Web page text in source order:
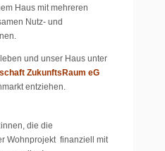
Haus mit mehreren
Nutz- und
und unser Haus unter
ZukunftsRaum eG
entziehen.
die die
Wohnprojekt finanziell mit